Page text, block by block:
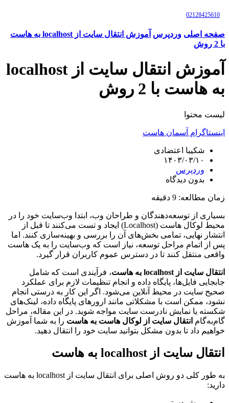
02128425610
صفحه اصلی وردپرس
آموزش انتقال سایت از localhost به هاست
با 2 روش
آموزش انتقال سایت از localhost
به هاست با 2 روش
لیست محتوا
اینستاگرام آسمان هاست
شکیبا اعتضادی
۱۴۰۳/۰۳/۱۰
وردپرس
بدون دیدگاه
زمان مطالعه: 9 دقیقه
بسیاری از توسعه‌دهندگان و طراحان وب، ابتدا وب‌سایت خود را در
محیط لوکال هاست (Localhost) ایجاد و تست می‌کنند تا قبل از
انتشار نهایی، تمامی بخش‌های آن را بررسی و بهینه‌سازی کنند. اما
پس از اتمام مراحل توسعه، نیاز است که وب‌سایت را به یک هاست
واقعی منتقل کنند تا در دسترس عموم کاربران قرار گیرد.
انتقال سایت از localhost به هاست
، فرآیندی است که شامل
جابجایی فایل‌ها، پایگاه داده و انجام تنظیمات لازم برای عملکرد
صحیح سایت در محیط آنلاین می‌شود. اگر این کار به درستی انجام
نشود، ممکن است با مشکلاتی مانند ارورهای پایگاه داده، لینک‌های
شکسته یا نمایش نادرست سایت مواجه شوید. در این مقاله، مراحل
گام‌به‌گام انتقال سایت از لوکال هاست به هاست را به شما آموزش
خواهیم داد تا بدون مشکل بتوانید سایت خود را انتقال دهید.
انتقال سایت از localhost به هاست
به طور کلی دو روش اصلی برای انتقال سایت از localhost به هاست
دارید: